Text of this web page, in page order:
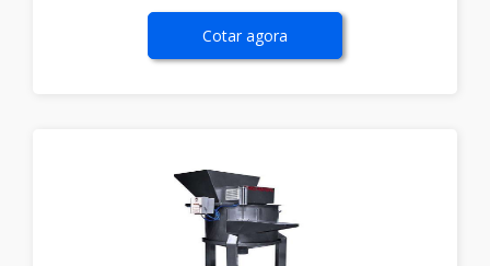
Cotar agora